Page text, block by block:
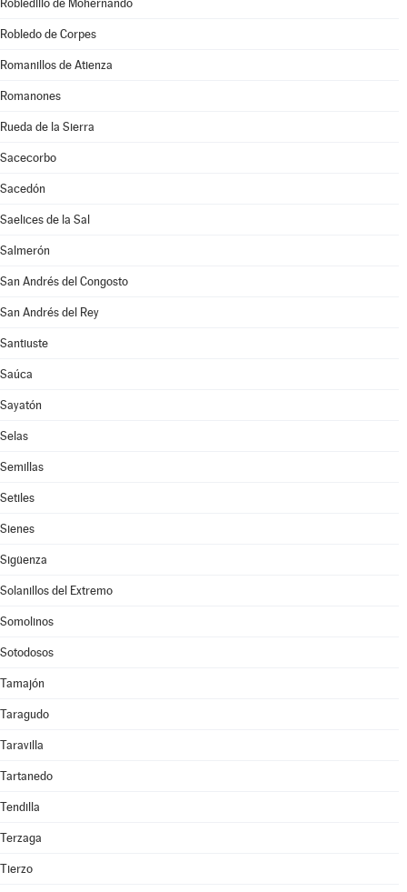
Robledillo de Mohernando
Robledo de Corpes
Romanillos de Atienza
Romanones
Rueda de la Sierra
Sacecorbo
Sacedón
Saelices de la Sal
Salmerón
San Andrés del Congosto
San Andrés del Rey
Santiuste
Saúca
Sayatón
Selas
Semillas
Setiles
Sienes
Sigüenza
Solanillos del Extremo
Somolinos
Sotodosos
Tamajón
Taragudo
Taravilla
Tartanedo
Tendilla
Terzaga
Tierzo